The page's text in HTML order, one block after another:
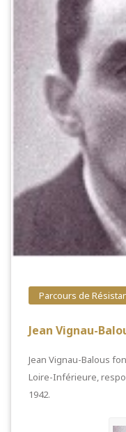
Parcours de
Jean Vignau-
Jean Vignau-Balous
Loire-Inférieure,
1942.